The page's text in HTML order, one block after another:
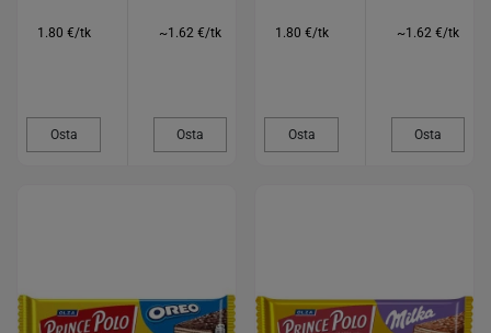
1.80 €/tk
Osta
~1.62 €/tk
Osta
1.80 €/tk
Osta
~1.62 €/tk
Osta